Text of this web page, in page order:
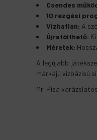
Csendes
10 rezgési
Vízhatlan: A
Újratölthető:
Méretek:
A legújabb
márkájú vízbázisú
Mr. Pisa